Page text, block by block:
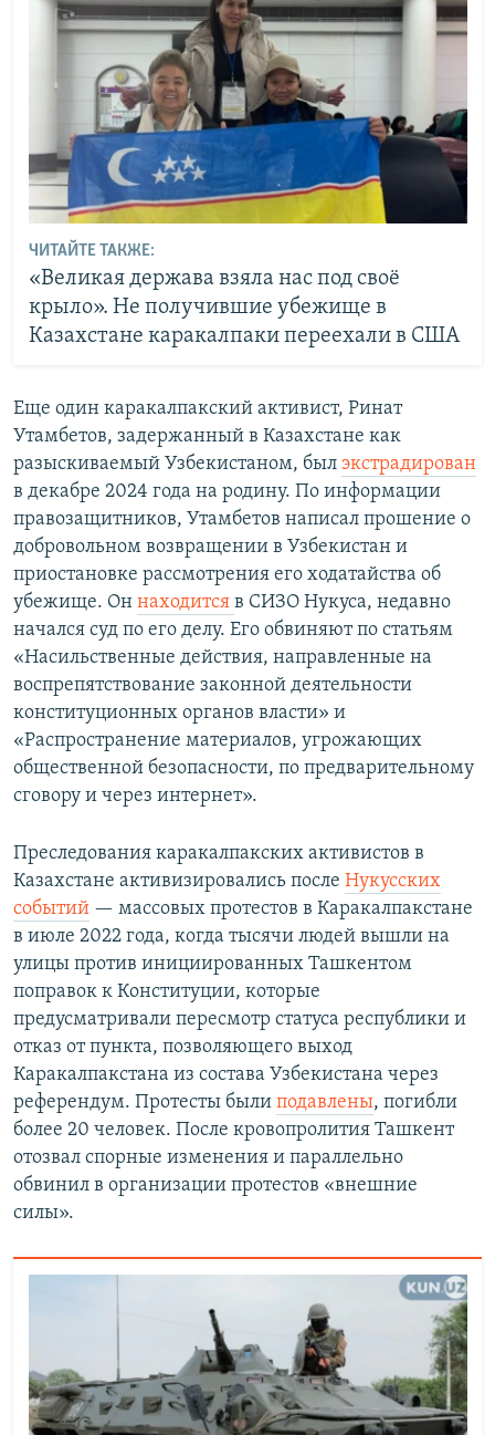
ЧИТАЙТЕ ТАКЖЕ:
«Великая держава взяла нас под своё
крыло». Не получившие убежище в
Казахстане каракалпаки переехали в США
Еще один каракалпакский активист, Ринат
Утамбетов, задержанный в Казахстане как
разыскиваемый Узбекистаном, был экстрадирован
в декабре 2024 года на родину. По информации
правозащитников, Утамбетов написал прошение о
добровольном возвращении в Узбекистан и
приостановке рассмотрения его ходатайства об
убежище. Он находится в СИЗО Нукуса, недавно
начался суд по его делу. Его обвиняют по статьям
«Насильственные действия, направленные на
воспрепятствование законной деятельности
конституционных органов власти» и
«Распространение материалов, угрожающих
общественной безопасности, по предварительному
сговору и через интернет».
Преследования каракалпакских активистов в
Казахстане активизировались после Нукусских
событий — массовых протестов в Каракалпакстане
в июле 2022 года, когда тысячи людей вышли на
улицы против инициированных Ташкентом
поправок к Конституции, которые
предусматривали пересмотр статуса республики и
отказ от пункта, позволяющего выход
Каракалпакстана из состава Узбекистана через
референдум. Протесты были подавлены, погибли
более 20 человек. После кровопролития Ташкент
отозвал спорные изменения и параллельно
обвинил в организации протестов «внешние
силы».